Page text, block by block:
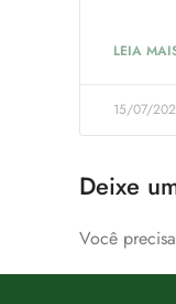
LEIA
15/07/
Deixe
Você